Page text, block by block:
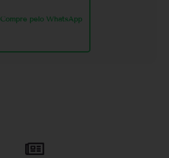
Compre pelo WhatsApp